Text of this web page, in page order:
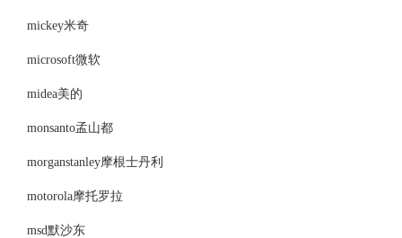
mickey米奇
microsoft微软
midea美的
monsanto孟山都
morganstanley摩根士丹利
motorola摩托罗拉
msd默沙东